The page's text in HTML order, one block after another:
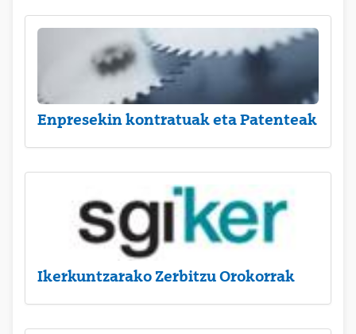
Enpresekin kontratuak eta Patenteak
Ikerkuntzarako Zerbitzu Orokorrak